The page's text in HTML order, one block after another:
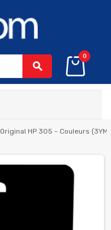
search
0
HP 305 - Couleurs